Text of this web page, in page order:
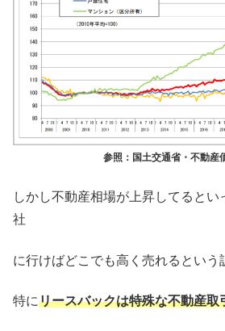
参照：国土交通省・不動産
しかし不動産相場が上昇してるとい
社
に行けばどこでも高く売れるという
特にリースバックは特殊な不動産取